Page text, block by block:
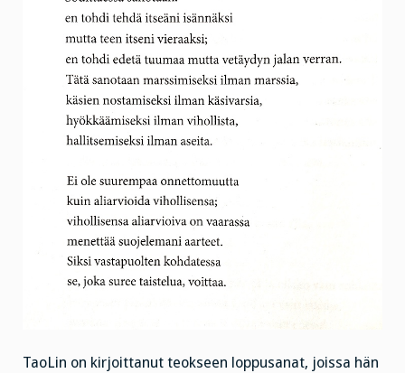
TaoLin on kirjoittanut teokseen loppusanat, joissa hän